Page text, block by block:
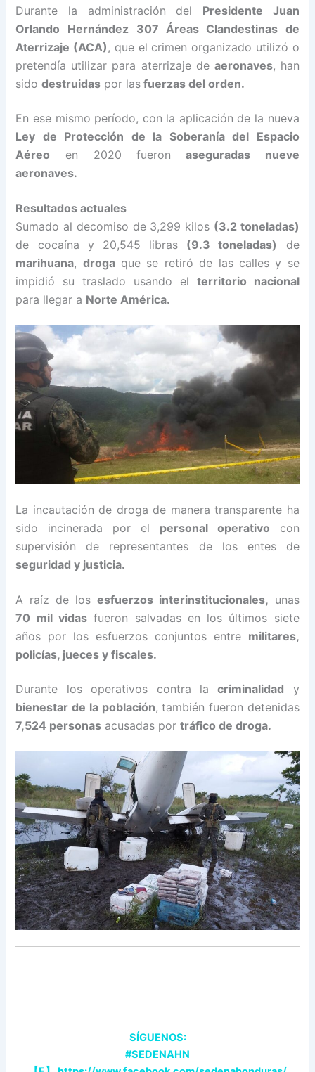
Durante la administración del Presidente Juan
Orlando Hernández
307 Áreas Clandestinas de
Aterrizaje (ACA), que el crimen organizado utilizó o
pretendía utilizar para aterrizaje de aeronaves, han
sidodestruidas por las fuerzas del orden.
En ese mismo período, con la aplicación de la nueva
Ley de Protección de la Soberanía del Espacio
Aéreo en 2020 fueron aseguradas nueve
aeronaves.
Resultados actuales
Sumado al decomiso de 3,299 kilos (3.2 toneladas)
de cocaína y 20,545 libras (9.3 toneladas)
de
marihuana, drogaque se retiró de las calles y se
impidió su traslado usando el territorio nacional
para llegar a Norte América.
La incautación de droga de manera transparente ha
sido incinerada por el personal operativo con
supervisión de representantes de los entes de
seguridad y justicia.
A raíz de los esfuerzos interinstitucionales, unas
70 mil vidasfueron salvadas en los últimos siete
años por los esfuerzos conjuntos entre militares,
policías, jueces y fiscales.
Durante los operativos contra lacriminalidad y
bienestar de la población, también fueron detenidas
7,524 personas acusadas portráfico de droga.
SÍGUENOS:
#SEDENAHN